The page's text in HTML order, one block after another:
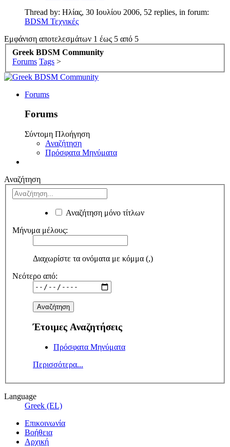
Thread by: Ηλίας, 30 Ιουλίου 2006, 52 replies, in forum:
BDSM Τεχνικές
Εμφάνιση αποτελεσμάτων 1 έως 5 από 5
Greek BDSM Community
Forums Tags >
Forums
Forums
Σύντομη Πλοήγηση
Αναζήτηση
Πρόσφατα Μηνύματα
Αναζήτηση
Αναζήτηση μόνο τίτλων
Μήνυμα μέλους:
Διαχωρίστε τα ονόματα με κόμμα (,)
Νεότερο από:
Έτοιμες Αναζητήσεις
Πρόσφατα Μηνύματα
Περισσότερα...
Language
Greek (EL)
Επικοινωνία
Βοήθεια
Αρχική